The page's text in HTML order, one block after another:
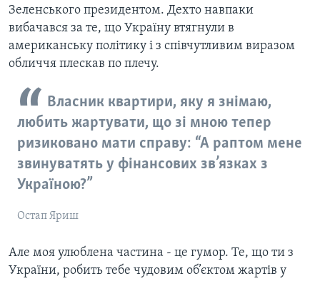
Зеленського президентом. Дехто навпаки
вибачався за те, що Україну втягнули в
американську політику і з співчутливим виразом
обличчя плескав по плечу.
Власник квартири, яку я знімаю,
любить жартувати, що зі мною тепер
ризиковано мати справу: “А раптом мене
звинуватять у фінансових зв’язках з
Україною?”
Остап Яриш
Але моя улюблена частина - це гумор. Те, що ти з
України, робить тебе чудовим об’єктом жартів у